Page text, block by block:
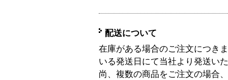
配送について
在庫がある場合のご注文につき
いる発送日にて当社より発送い
尚、複数の商品をご注文の場合